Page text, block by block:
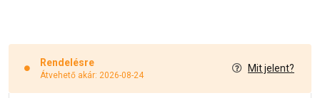
Rendelésre
Átvehető akár: 2026-08-24
Mit jelent?